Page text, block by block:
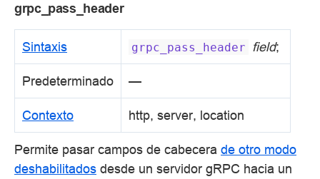
grpc_pass_header
Sintaxis grpc_pass_header field;
Predeterminado —
Contexto http, server, location
Permite pasar campos de cabecera de otro modo
deshabilitados desde un servidor gRPC hacia un